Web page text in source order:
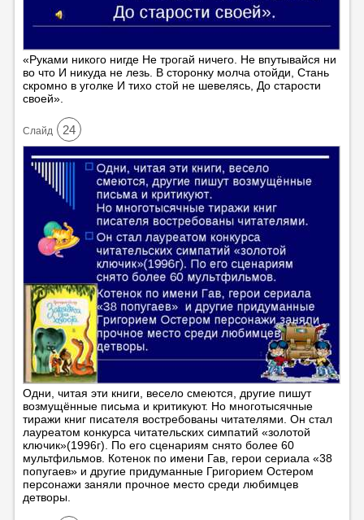
«Руками никого нигде Не трогай ничего. Не впутывайся ни
во что И никуда не лезь. В сторонку молча отойди, Стань
скромно в уголке И тихо стой не шевелясь, До старости
своей».
Cлайд 24
Одни, читая эти книги, весело смеются, другие пишут
возмущённые письма и критикуют. Но многотысячные
тиражи книг писателя востребованы читателями. Он стал
лауреатом конкурса читательских симпатий «золотой
ключик»(1996г). По его сценариям снято более 60
мультфильмов. Котенок по имени Гав, герои сериала «38
попугаев» и другие придуманные Григорием Остером
персонажи заняли прочное место среди любимцев
детворы.